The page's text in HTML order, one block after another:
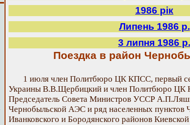
1986 рік
Липень 1986 р.
3 липня 1986 р.
Поездка в район
1 июля член Политбюро ЦК КПСС, первый
Украины В.В.Щербицкий и член Политбюро ЦК
Председатель Совета Министров УССР
Чернобыльской АЭС и ряд населенных пунктов
Иванковского и Бородянского районов Киевской